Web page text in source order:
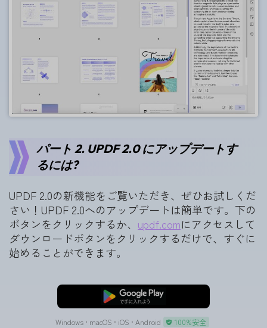
パート 2. UPDF 2.0 にアップデートす
るには?
UPDF 2.0の新機能をご覧いただき、ぜひお試しくだ
さい！UPDF 2.0へのアップデートは簡単です。下の
ボタンをクリックするか、 updf.comにアクセスして
ダウンロードボタンをクリックするだけで、すぐに
始めることができます。
無料ダウンロード
Windows • macOS • iOS • Android 100%安全